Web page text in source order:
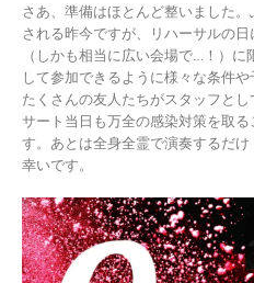
さあ、準備はほとんど整いました
される昨今ですが、リハーサルの
（しかも相当に広い会場で…！）
して参加できるように様々な条件
たくさんの友人たちがスタッフと
サート当日も万全の感染対策を取
す。あとは全身全霊で演奏するだ
幸いです。